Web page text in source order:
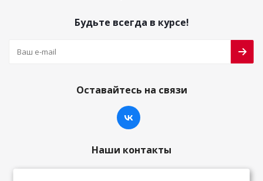
Будьте всегда в курсе!
Оставайтесь на связи
Наши контакты